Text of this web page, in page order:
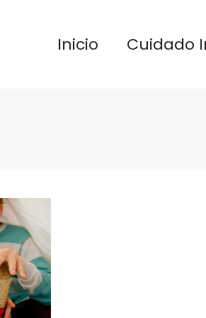
Inicio Cuidado